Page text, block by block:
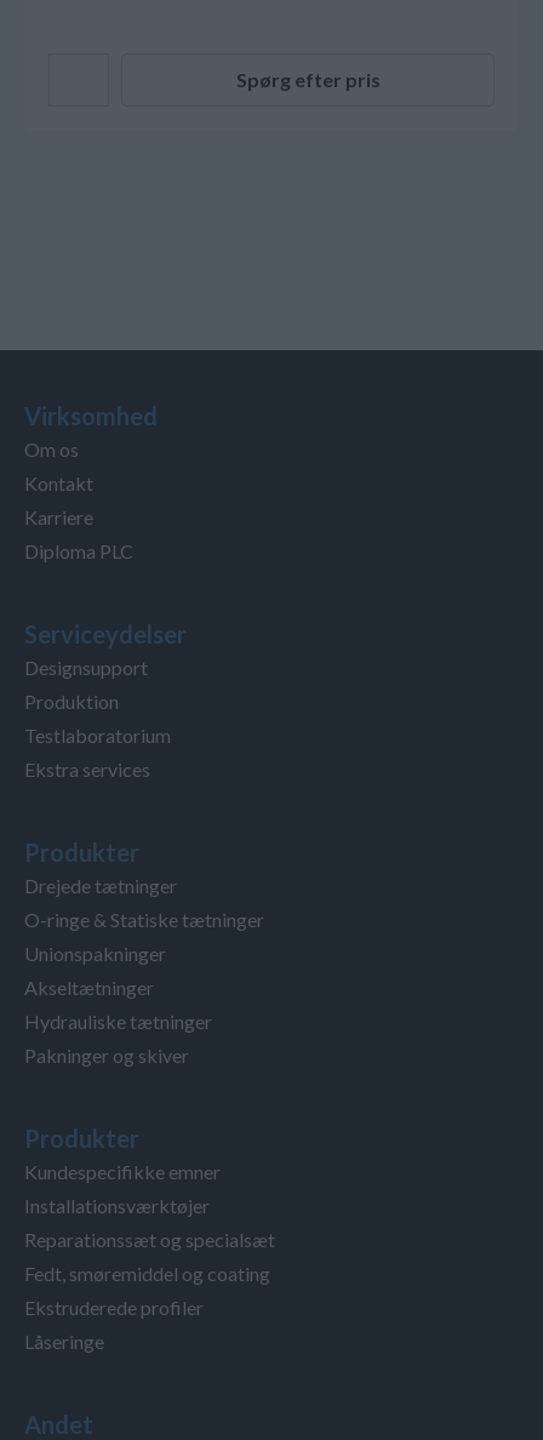
Spørg efter pris
Virksomhed
Om os
Kontakt
Karriere
Diploma PLC
Serviceydelser
Designsupport
Produktion
Testlaboratorium
Ekstra services
Produkter
Drejede tætninger
O-ringe & Statiske tætninger
Unionspakninger
Akseltætninger
Hydrauliske tætninger
Pakninger og skiver
Produkter
Kundespecifikke emner
Installationsværktøjer
Reparationssæt og specialsæt
Fedt, smøremiddel og coating
Ekstruderede profiler
Låseringe
Andet